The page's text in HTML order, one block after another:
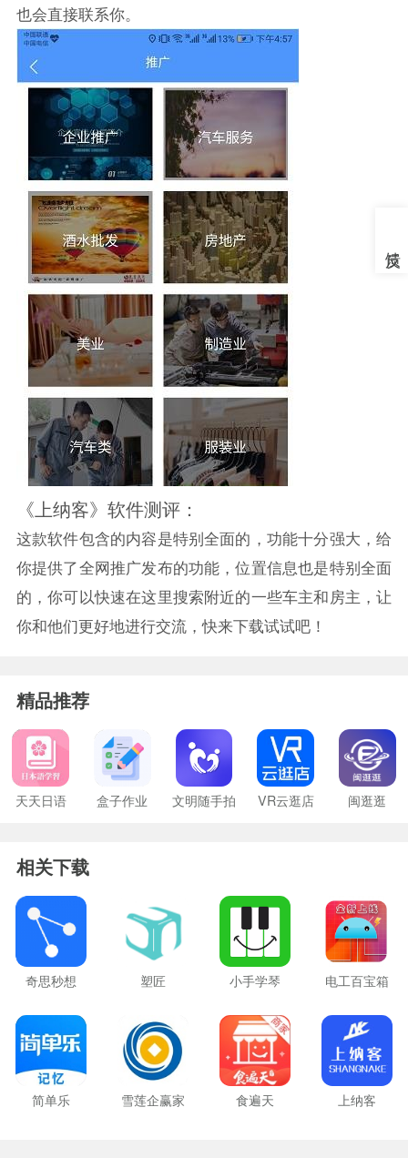
也会直接联系你。
《上纳客》软件测评：
这款软件包含的内容是特别全面的，功能十分强大，给
你提供了全网推广发布的功能，位置信息也是特别全面
的，你可以快速在这里搜索附近的一些车主和房主，让
你和他们更好地进行交流，快来下载试试吧！
精品推荐
天天日语 盒子作业 文明随手拍 VR云逛店 闽逛逛
相关下载
奇思秒想 塑匠 小手学琴 电工百宝箱
简单乐 雪莲企赢家 食遍天 上纳客